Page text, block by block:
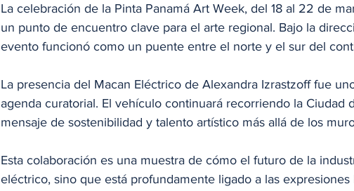
La celebración de la Pinta Panamá Art Week, del 18 al 22 de
un punto de encuentro clave para el arte regional. Bajo la
evento funcionó como un puente entre el norte y el sur del
La presencia del Macan Eléctrico de Alexandra Izrastzoff fue
agenda curatorial. El vehículo continuará recorriendo la Ciudad
mensaje de sostenibilidad y talento artístico más allá de los
Esta colaboración es una muestra de cómo el futuro de la
eléctrico, sino que está profundamente ligado a las